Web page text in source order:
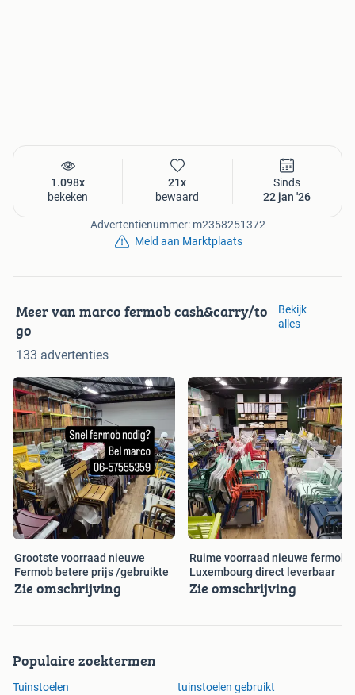
1.098x
bekeken
21x
bewaard
Sinds
22 jan '26
Advertentienummer: m2358251372
Meld aan Marktplaats
Meer van marco fermob cash&carry/to
go
133 advertenties
Bekijk
alles
Grootste voorraad nieuwe
Fermob betere prijs /gebruikte
Zie omschrijving
Ruime voorraad nieuwe fermob
Luxembourg direct leverbaar
Zie omschrijving
Populaire zoektermen
Tuinstoelen
tuinstoelen gebruikt